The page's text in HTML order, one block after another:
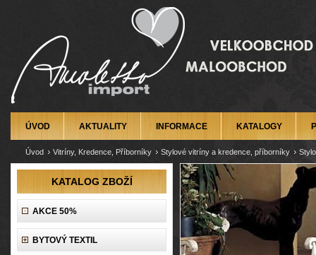
ÚVOD AKTUALITY INFORMACE KATALOGY
Úvod Vitríny, Kredence, Příborníky Stylové vitríny a kredence, příborníky
KATALOG ZBOŽÍ
AKCE 50%
BYTOVÝ TEXTIL